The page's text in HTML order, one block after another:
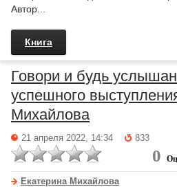
Автор...
Книга
Говори и будь
успешного
Михайлова
21 апреля 2022, 14:34 833
0
Екатерина Михайлова